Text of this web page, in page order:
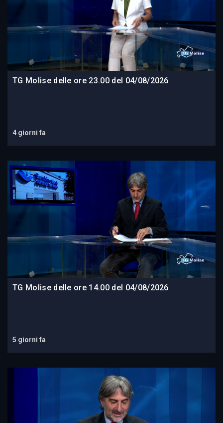
TG Molise delle ore 23.00 del 04/08/2026
4 giorni fa
TG Molise delle ore 14.00 del 04/08/2026
5 giorni fa